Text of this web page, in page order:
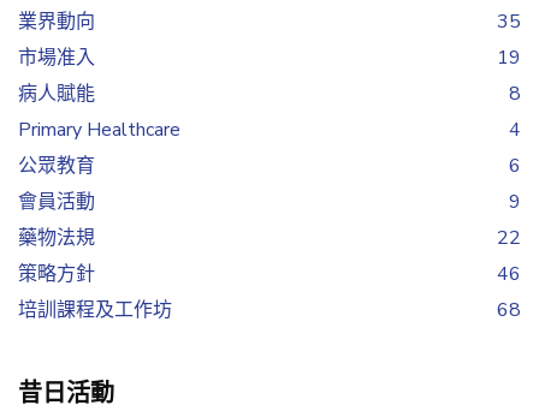
業界動向
35
市場准入
19
病人賦能
8
Primary Healthcare
4
公眾教育
6
會員活動
9
藥物法規
22
策略方針
46
培訓課程及工作坊
68
昔日活動